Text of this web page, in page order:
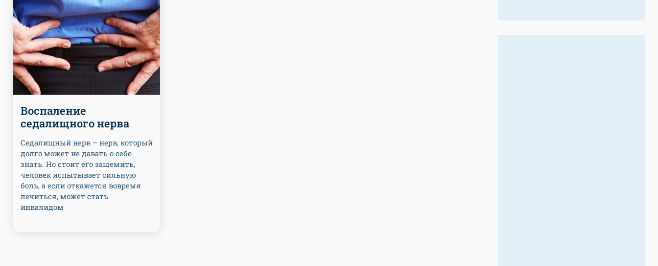
Воспаление
седалищного нерва
Седалищный нерв – нерв, который
долго может не давать о себе
знать. Но стоит его защемить,
человек испытывает сильную
боль, а если откажется вовремя
лечиться, может стать
инвалидом